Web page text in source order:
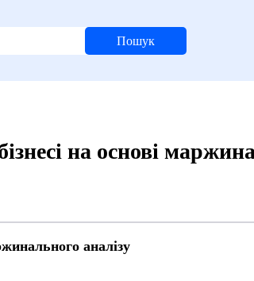
Пошук
на основі
аналізу